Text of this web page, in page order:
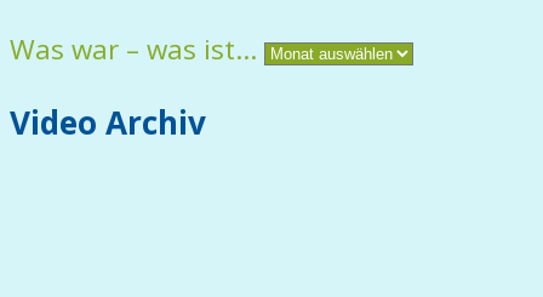
Was war – was ist…
Video Archiv